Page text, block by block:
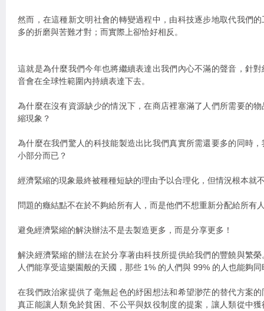
然而，在這種新文明社會的轉變過程中，由科技逐步地取代我們
多的折磨與苦難才對；而實際上卻恰好相反。
這就是為什麼我們今年也將繼續表達出我們內心不滿的聲音，針
音會在全球性範圍內持續表達下去。
為什麼在沒有資源缺少的情況下，在商店裡塞滿了人們所需要的
縮現象？
為什麼在我們驚人的科技能製造出比我們真實所需還要多的同時
小部分而已？
經濟緊縮的現象最終被種種短缺的理由予以合理化，但情況根本就
問題的癥結點不在於不夠給所有人，而是他們不想重新分配給所有
避免經濟緊縮的解決辦法不是去製造更多，而是分享更多！
解決經濟緊縮的辦法在於分享著由科技所提供給我們的豐饒與繁
人們能享受這樂園般的天國，那些 1% 的人們與 99% 的人也能夠
在我們政治家提供了毫無起色的紓困想法和希望渺茫的替代方案
真正能讓人類免於貧困、不公平與奴役制度的提案，讓人類從中